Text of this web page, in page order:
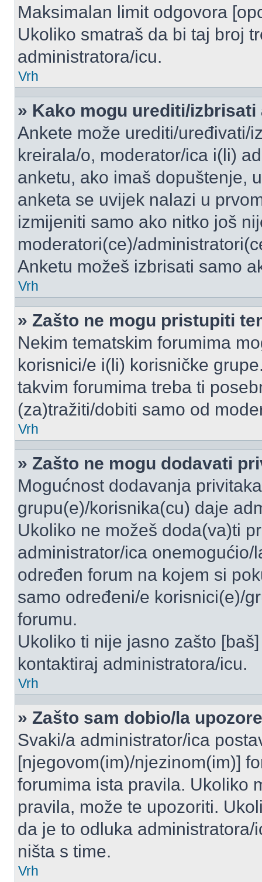
Maksimalan limit odgovora
Ukoliko smatraš da bi taj broj
administratora/icu.
Vrh
» Kako mogu urediti/izbrisati
Ankete može urediti/uređivati/
kreirala/o, moderator/ica i(li)
anketu, ako imaš dopuštenje,
anketa se uvijek nalazi u
izmijeniti samo ako nitko još
moderatori(ce)/
Anketu možeš izbrisati samo
Vrh
» Zašto ne mogu pristupiti
Nekim tematskim forumima
korisnici/e i(li) korisničke
takvim forumima treba ti
(za)tražiti/dobiti samo od
Vrh
» Zašto ne mogu dodavati
Mogućnost dodavanja
grupu(e)/korisnika(cu) daje
Ukoliko ne možeš doda(va)ti
administrator/ica
određen forum na kojem si
samo određeni/e korisnici(e)/
forumu.
Ukoliko ti nije jasno zašto
kontaktiraj administratora/icu.
Vrh
» Zašto sam dobio/la
Svaki/a administrator/ica
[njegovom(im)/njezinom(im)]
forumima ista pravila. Ukoliko
pravila, može te upozoriti.
da je to odluka
ništa s time.
Vrh